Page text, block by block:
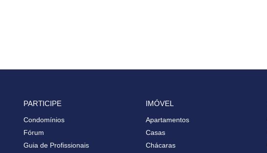
PARTICIPE
Condomínios
Fórum
Guia de Profissionais
IMÓVEL
Apartamentos
Casas
Chácaras